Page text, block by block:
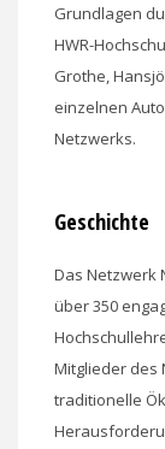
Grundlagen
HWR-
Grothe,
einzelnen
Netzwerks.
Geschichte
Das Netzwerk
über 350
Mitglieder des
traditionelle